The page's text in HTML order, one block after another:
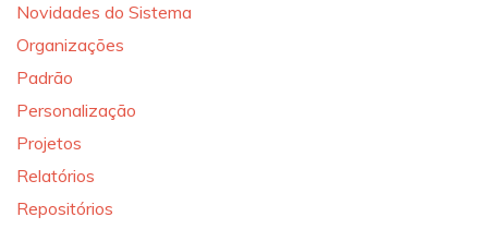
Novidades do Sistema
Organizações
Padrão
Personalização
Projetos
Relatórios
Repositórios